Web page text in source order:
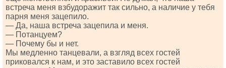
встреча меня взбудоражит так сильно, а наличие у тебя
парня меня зацепило.
— Да, наша встреча зацепила и меня.
— Потанцуем?
— Почему бы и нет.
Мы медленно танцевали, а взгляд всех гостей
приковался к нам, и это заставило всех гостей